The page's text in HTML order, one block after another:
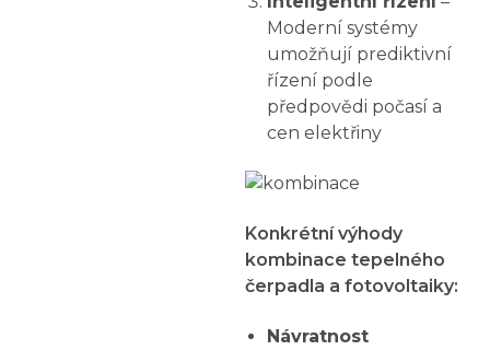
Moderní systémy
umožňují prediktivní
řízení podle
předpovědi počasí a
cen elektřiny
Konkrétní výhody
kombinace tepelného
čerpadla a fotovoltaiky:
Návratnost